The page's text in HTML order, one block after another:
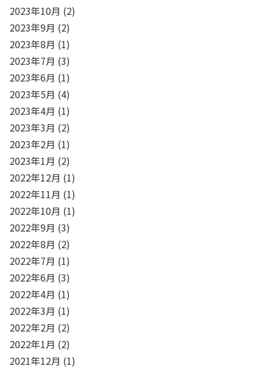
2023年10月 (2)
2023年9月 (2)
2023年8月 (1)
2023年7月 (3)
2023年6月 (1)
2023年5月 (4)
2023年4月 (1)
2023年3月 (2)
2023年2月 (1)
2023年1月 (2)
2022年12月 (1)
2022年11月 (1)
2022年10月 (1)
2022年9月 (3)
2022年8月 (2)
2022年7月 (1)
2022年6月 (3)
2022年4月 (1)
2022年3月 (1)
2022年2月 (2)
2022年1月 (2)
2021年12月 (1)